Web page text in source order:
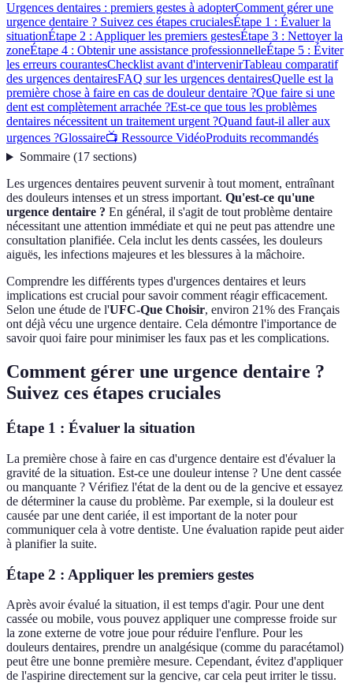
Urgences dentaires : premiers gestes à adopterComment gérer une
urgence dentaire ? Suivez ces étapes crucialesÉtape 1 : Évaluer la
situationÉtape 2 : Appliquer les premiers gestesÉtape 3 : Nettoyer la
zoneÉtape 4 : Obtenir une assistance professionnelleÉtape 5 : Éviter
les erreurs courantesChecklist avant d'intervenirTableau comparatif
des urgences dentairesFAQ sur les urgences dentairesQuelle est la
première chose à faire en cas de douleur dentaire ?Que faire si une
dent est complètement arrachée ?Est-ce que tous les problèmes
dentaires nécessitent un traitement urgent ?Quand faut-il aller aux
urgences ?Glossaire📺 Ressource VidéoProduits recommandés
Sommaire(17 sections)
Les urgences dentaires peuvent survenir à tout moment, entraînant
des douleurs intenses et un stress important. Qu'est-ce qu'une
urgence dentaire ? En général, il s'agit de tout problème dentaire
nécessitant une attention immédiate et qui ne peut pas attendre une
consultation planifiée. Cela inclut les dents cassées, les douleurs
aiguës, les infections majeures et les blessures à la mâchoire.
Comprendre les différents types d'urgences dentaires et leurs
implications est crucial pour savoir comment réagir efficacement.
Selon une étude de l'UFC-Que Choisir, environ 21% des Français
ont déjà vécu une urgence dentaire. Cela démontre l'importance de
savoir quoi faire pour minimiser les faux pas et les complications.
Comment gérer une urgence dentaire ?
Suivez ces étapes cruciales
Étape 1 : Évaluer la situation
La première chose à faire en cas d'urgence dentaire est d'évaluer la
gravité de la situation. Est-ce une douleur intense ? Une dent cassée
ou manquante ? Vérifiez l'état de la dent ou de la gencive et essayez
de déterminer la cause du problème. Par exemple, si la douleur est
causée par une dent cariée, il est important de la noter pour
communiquer cela à votre dentiste. Une évaluation rapide peut aider
à planifier la suite.
Étape 2 : Appliquer les premiers gestes
Après avoir évalué la situation, il est temps d'agir. Pour une dent
cassée ou mobile, vous pouvez appliquer une compresse froide sur
la zone externe de votre joue pour réduire l'enflure. Pour les
douleurs dentaires, prendre un analgésique (comme du paracétamol)
peut être une bonne première mesure. Cependant, évitez d'appliquer
de l'aspirine directement sur la gencive, car cela peut irriter le tissu.